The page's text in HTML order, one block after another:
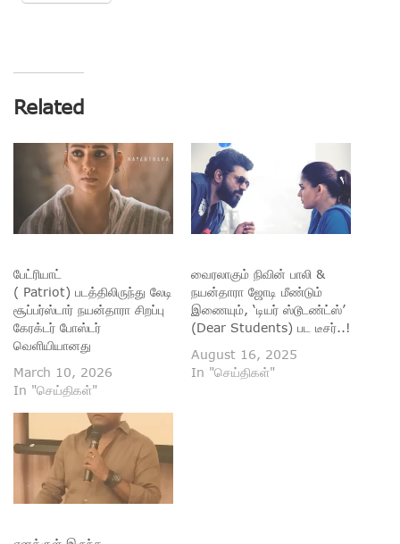
Related
பேட்ரியாட்
( Patriot) படத்திலிருந்து லேடி
சூப்பர்ஸ்டார் நயன்தாரா சிறப்பு
கேரக்டர் போஸ்டர்
வெளியியானது
March 10, 2026
In "செய்திகள்"
வைரலாகும் நிவின் பாலி &
நயன்தாரா ஜோடி மீண்டும்
இணையும், ‘டியர் ஸ்டூடண்ட்ஸ்’
(Dear Students) பட டீசர்..!
August 16, 2025
In "செய்திகள்"